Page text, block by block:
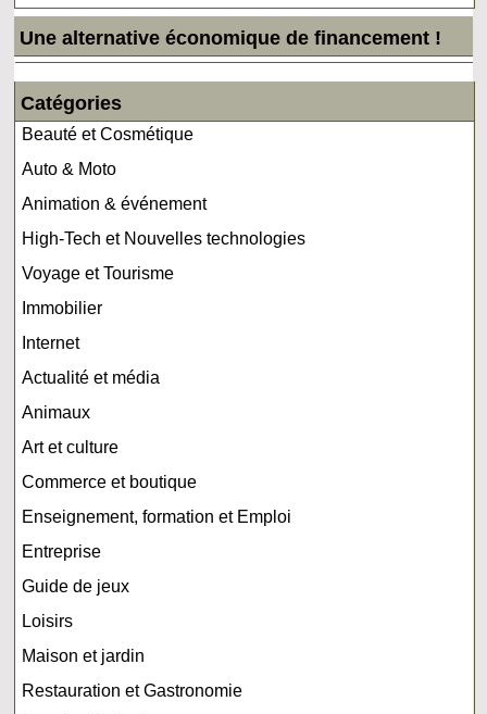
Une alternative économique de financement !
Catégories
Beauté et Cosmétique
Auto & Moto
Animation & événement
High-Tech et Nouvelles technologies
Voyage et Tourisme
Immobilier
Internet
Actualité et média
Animaux
Art et culture
Commerce et boutique
Enseignement, formation et Emploi
Entreprise
Guide de jeux
Loisirs
Maison et jardin
Restauration et Gastronomie